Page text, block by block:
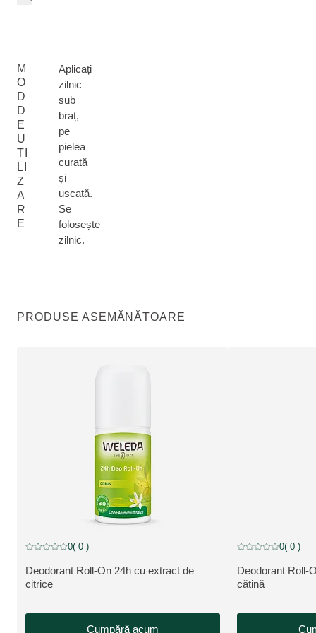
M
O
D
D
E
U
TI
LI
Z
A
R
E
Aplicați
zilnic
sub
braț,
pe
pielea
curată
și
uscată.
Se
folosește
zilnic.
PRODUSE ASEMĂNĂTOARE
VEZI PRODUSUL:
Deodorant Roll-On 24h cu extract de
citrice
Evaluare curentă: 0 din 5 stele evaluat de 0 clienți
0( 0 )
Cumpără acum
VEZI
Deodorant Roll-
cătină
Evaluare curentă:
0( 0 )